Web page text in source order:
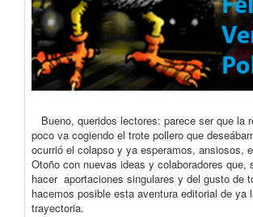
Bueno, queridos lectores: parece ser que la
poco va cogiendo el trote pollero que
ocurrió el colapso y ya esperamos, ansiosos,
Otoño con nuevas ideas y colaboradores que,
hacer aportaciones singulares y del gusto de
hacemos posible esta aventura editorial de ya
trayectoria.